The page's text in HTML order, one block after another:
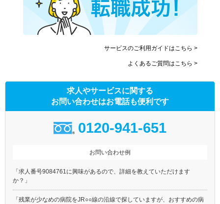
サービスのご利用ガイドはこちら >
よくあるご質問はこちら >
求人やサービスに関する
お問い合わせはお電話も便利です
0120-941-651
お問い合わせ例
「求人番号9084761に興味があるので、詳細を教えていただけます
か？」
「残業が少なめの病院をJR○○線の沿線で探していますが、おすすめの病